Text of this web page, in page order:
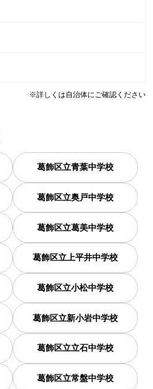
※詳しくは自治体にご確認ください
葛飾区立青葉中学校
葛飾区立奥戸中学校
葛飾区立葛美中学校
葛飾区立上平井中学校
葛飾区立小松中学校
葛飾区立新小岩中学校
葛飾区立立石中学校
葛飾区立常盤中学校